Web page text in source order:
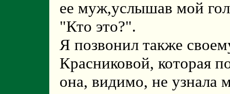
ее муж,услышав мой
"Кто это?".
Я позвонил также
Красниковой, которая
она, видимо, не узнала